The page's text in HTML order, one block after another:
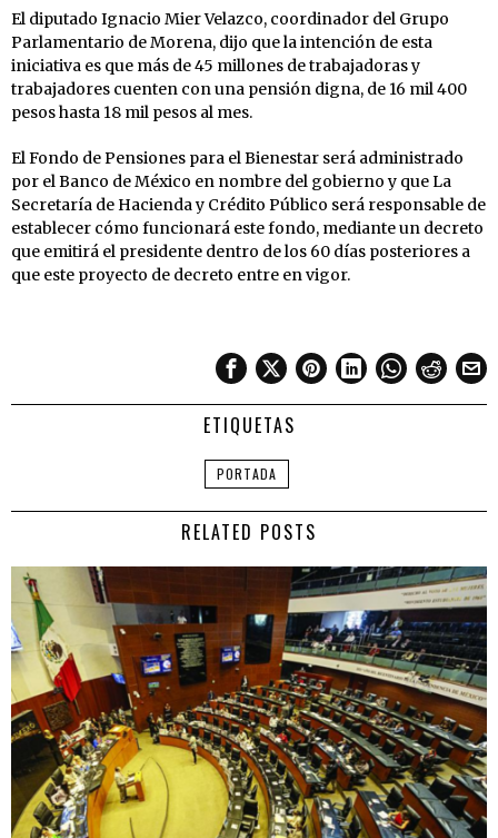
El diputado Ignacio Mier Velazco, coordinador del Grupo
Parlamentario de Morena, dijo que la intención de esta
iniciativa es que más de 45 millones de trabajadoras y
trabajadores cuenten con una pensión digna, de 16 mil 400
pesos hasta 18 mil pesos al mes.
El Fondo de Pensiones para el Bienestar será administrado
por el Banco de México en nombre del gobierno y que La
Secretaría de Hacienda y Crédito Público será responsable de
establecer cómo funcionará este fondo, mediante un decreto
que emitirá el presidente dentro de los 60 días posteriores a
que este proyecto de decreto entre en vigor.
ETIQUETAS
PORTADA
RELATED POSTS